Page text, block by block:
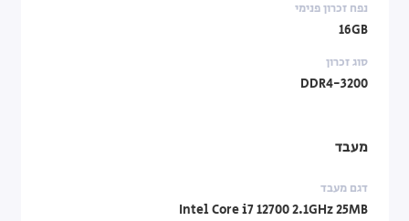
נפח זכרון פנימי
16GB
סוג זכרון
DDR4-3200
מעבד
דגם מעבד
Intel Core i7 12700 2.1GHz 25MB